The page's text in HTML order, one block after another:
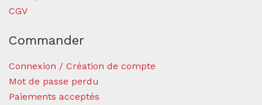
CGV
Commander
Connexion / Création de compte
Mot de passe perdu
Paiements acceptés